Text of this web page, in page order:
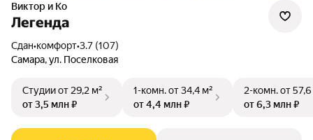
Виктор и Ко
Легенда
Сдан•комфорт•3.7 (107)
Самара, ул. Поселковая
Студииот 29,2 м²
от 3,5 млн ₽
1-комн.от 34,4 м²
от 4,4 млн ₽
2-комн.от
от 6,3 млн ₽